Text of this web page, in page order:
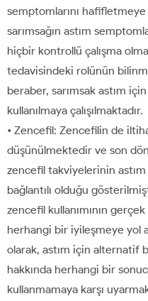
semptomlarını hafifletmeye
sarımsağın astım
hiçbir kontrollü çalışma
tedavisindeki rolünün
beraber, sarımsak astım
kullanılmaya çalışılmaktadır.
• Zencefil: Zencefilin de
düşünülmektedir ve son
zencefil takviyelerinin
bağlantılı olduğu
zencefil kullanımının
herhangi bir iyileşmeye yol
olarak, astım için alternatif
hakkında herhangi bir
kullanmamaya karşı